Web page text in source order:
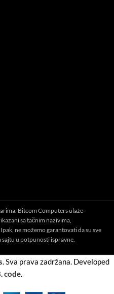
Bitcom Computers ulaže
sa tačnim nazivima,
ne možemo garantovati da su sve
u potpunosti ispravne.
. Sva prava zadržana. Developed
code.